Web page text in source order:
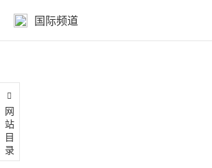
国际频道
网站目录